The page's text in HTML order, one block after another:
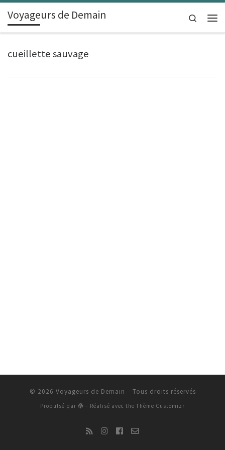
Skip to content
Voyageurs de Demain
Search
cueillette sauvage
© 2026 Voyageurs de Demain – Tous droits réservés
Propulsé par – Réalisé avec the Thème Customizr